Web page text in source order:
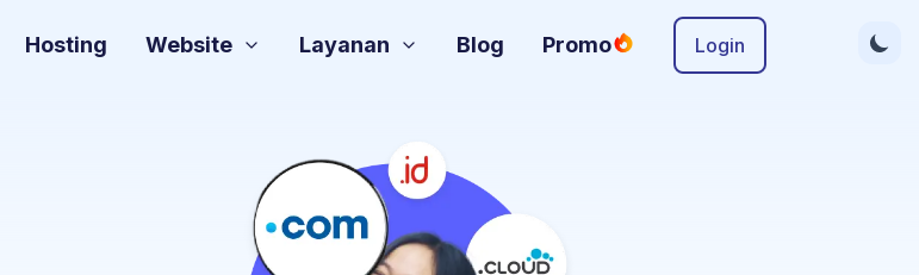
Hosting Website Layanan Blog Promo Login